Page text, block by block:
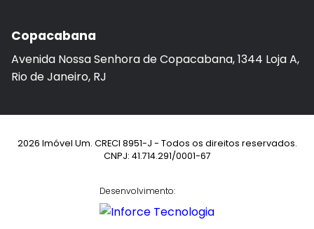
Copacabana
Avenida Nossa Senhora de Copacabana, 1344 Loja A,
Rio de Janeiro, RJ
2026 Imóvel Um. CRECI 8951-J - Todos os direitos reservados.
CNPJ: 41.714.291/0001-67
Desenvolvimento: